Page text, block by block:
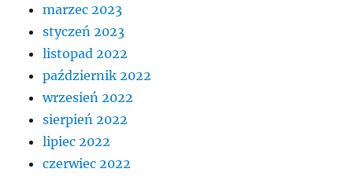
marzec 2023
styczeń 2023
listopad 2022
październik 2022
wrzesień 2022
sierpień 2022
lipiec 2022
czerwiec 2022